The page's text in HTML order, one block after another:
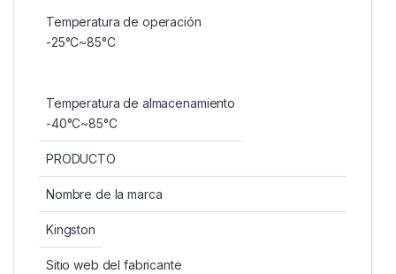
Temperatura de operación
-25°C~85°C
Temperatura de almacenamiento
-40°C~85°C
PRODUCTO
Nombre de la marca
Kingston
Sitio web del fabricante